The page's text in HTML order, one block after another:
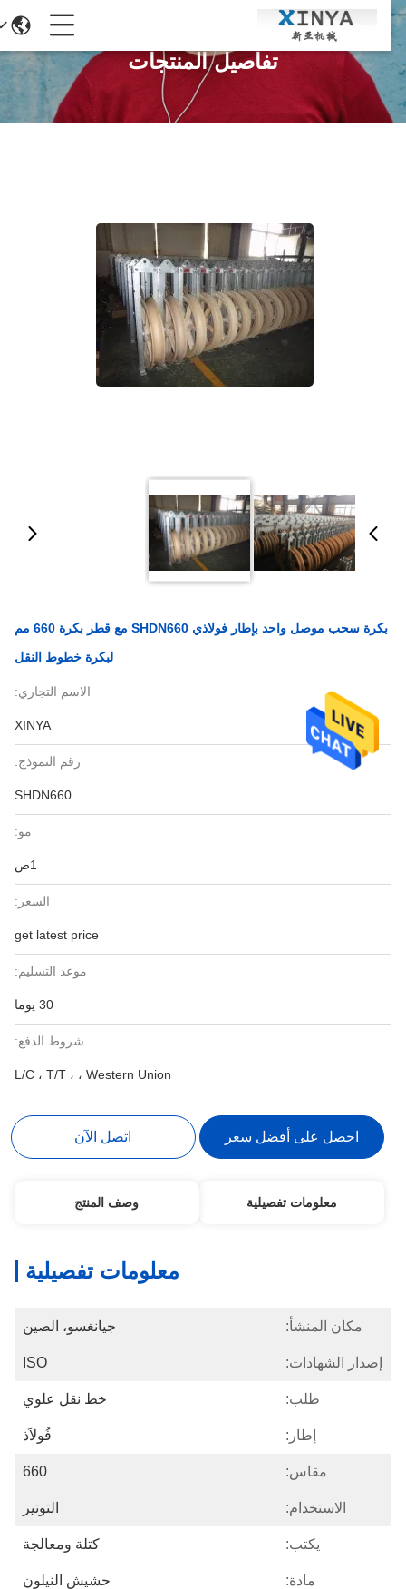
تفاصيل المنتجات
بكرة سحب موصل واحد بإطار فولاذي SHDN660 مع قطر بكرة 660 مم
لبكرة خطوط النقل
الاسم التجاري:
XINYA
رقم النموذج:
SHDN660
مو:
السعر:
get latest price
موعد التسليم:
30 يوما
شروط الدفع:
L/C ، T/T ، ، Western Union
احصل على أفضل سعر اتصل الآن
معلومات تفصيلية وصف المنتج
معلومات تفصيلية
مكان المنشأ: جيانغسو، الصين
إصدار الشهادات: ISO
طلب: خط نقل علوي
إطار: فُولاَذ
مقاس: 660
الاستخدام: التوتير
يكتب: كتلة ومعالجة
مادة: حشيش النيلون